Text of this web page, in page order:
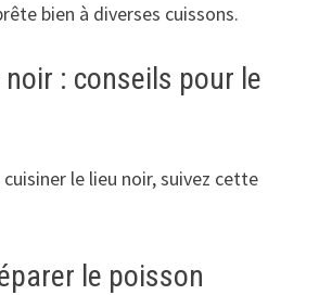
bien à diverses cuissons.
: conseils pour le
le lieu noir, suivez cette
le poisson